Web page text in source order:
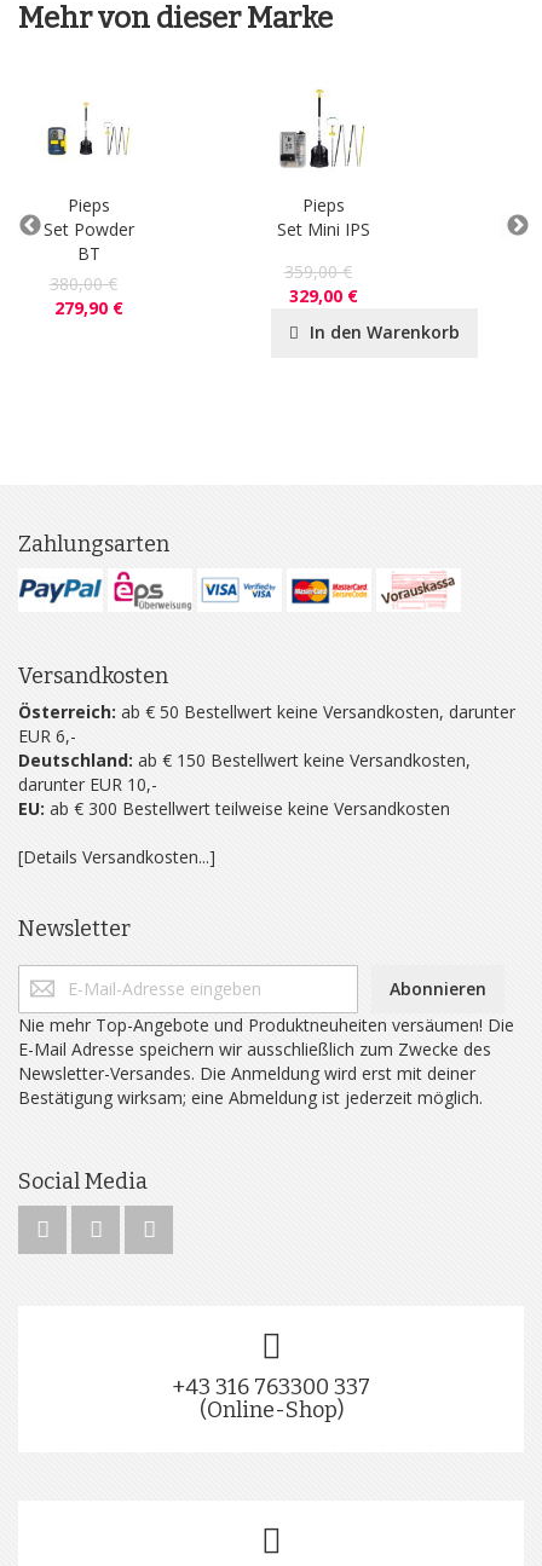
Mehr von dieser Marke
Pieps
Set Powder
BT
380,00 €
279,90 €
Pieps
Set Mini IPS
359,00 €
329,00 €
In den Warenkorb
Zahlungsarten
Versandkosten
Österreich: ab € 50 Bestellwert keine Versandkosten, darunter
EUR 6,-
Deutschland: ab € 150 Bestellwert keine Versandkosten,
darunter EUR 10,-
EU: ab € 300 Bestellwert teilweise keine Versandkosten
[Details Versandkosten...]
Newsletter
Abonnieren
Nie mehr Top-Angebote und Produktneuheiten versäumen! Die
E-Mail Adresse speichern wir ausschließlich zum Zwecke des
Newsletter-Versandes. Die Anmeldung wird erst mit deiner
Bestätigung wirksam; eine Abmeldung ist jederzeit möglich.
Social Media
+43 316 763300 337
(Online-Shop)